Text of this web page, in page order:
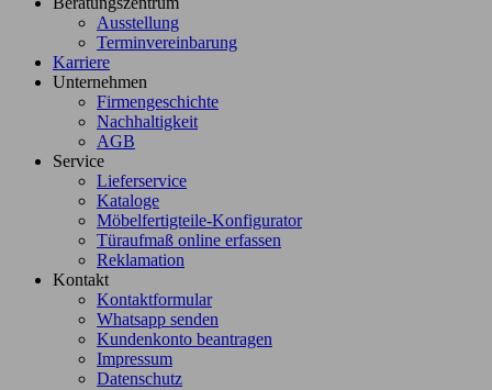
Ausstellung
Terminvereinbarung
Karriere
Unternehmen
Firmengeschichte
Nachhaltigkeit
AGB
Service
Lieferservice
Kataloge
Möbelfertigteile-Konfigurator
Türaufmaß online erfassen
Reklamation
Kontakt
Kontaktformular
Whatsapp senden
Kundenkonto beantragen
Impressum
Datenschutz